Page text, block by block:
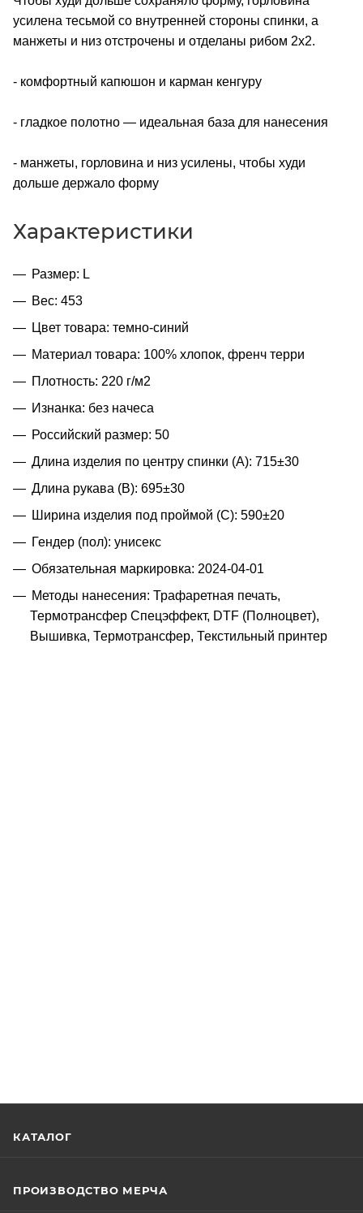
усилена тесьмой со внутренней стороны спинки, а
манжеты и низ отстрочены и отделаны рибом 2х2.
- комфортный капюшон и карман кенгуру
- гладкое полотно — идеальная база для нанесения
- манжеты, горловина и низ усилены, чтобы худи
дольше держало форму
Характеристики
Размер: L
Вес: 453
Цвет товара: темно-синий
Материал товара: 100% хлопок, френч терри
Плотность: 220 г/м2
Изнанка: без начеса
Российский размер: 50
Длина изделия по центру спинки (A): 715±30
Длина рукава (B): 695±30
Ширина изделия под проймой (С): 590±20
Гендер (пол): унисекс
Обязательная маркировка: 2024-04-01
Методы нанесения: Трафаретная печать,
Термотрансфер Спецэффект, DTF (Полноцвет),
Вышивка, Термотрансфер, Текстильный принтер
КАТАЛОГ
ПРОИЗВОДСТВО МЕРЧА